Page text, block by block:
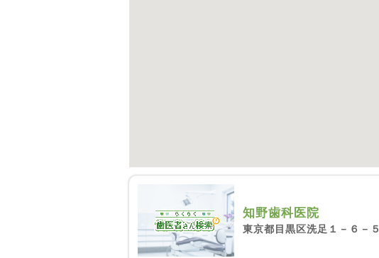
知野歯科医院
東京都目黒区洗足１－６－５